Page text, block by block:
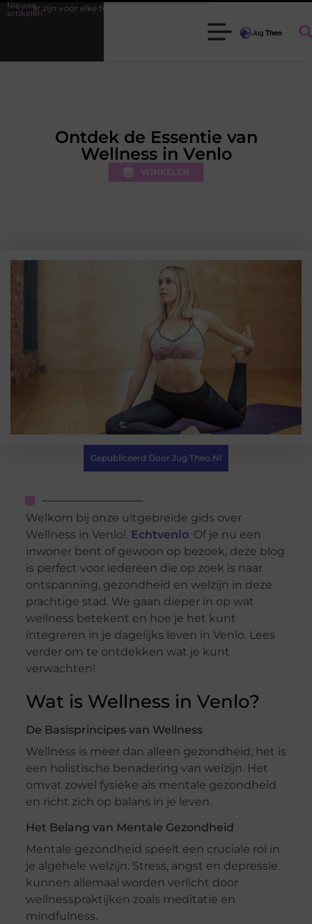
Nieuwe
artikelen Fysiotherapie Leidschendam: effectieve begeleiding bij pijn en
Ontdek de Essentie van
Wellness in Venlo
WINKELEN
Gepubliceerd Door Jug Theo.nl
Welkom bij onze uitgebreide gids over
Wellness in Venlo!. Echtvenlo. Of je nu een
inwoner bent of gewoon op bezoek, deze blog
is perfect voor iedereen die op zoek is naar
ontspanning, gezondheid en welzijn in deze
prachtige stad. We gaan dieper in op wat
wellness betekent en hoe je het kunt
integreren in je dagelijks leven in Venlo. Lees
verder om te ontdekken wat je kunt
verwachten!
Wat is Wellness in Venlo?
De Basisprincipes van Wellness
Wellness is meer dan alleen gezondheid; het is
een holistische benadering van welzijn. Het
omvat zowel fysieke als mentale gezondheid
en richt zich op balans in je leven.
Het Belang van Mentale Gezondheid
Mentale gezondheid speelt een cruciale rol in
je algehele welzijn. Stress, angst en depressie
kunnen allemaal worden verlicht door
wellnesspraktijken zoals meditatie en
mindfulness.